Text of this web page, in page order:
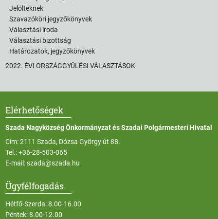
Jelölteknek
Szavazóköri jegyzőkönyvek
Választási iroda
Választási bizottság
Határozatok, jegyzőkönyvek
2022. ÉVI ORSZÁGGYŰLÉSI VÁLASZTÁSOK
Elérhetőségek
Szada Nagyközség Önkormányzat és Szadai Polgármesteri Hivatal
Cím: 2111 Szada, Dózsa György út 88.
Tel.:+36-28-503-065
E-mail:szada@szada.hu
Ügyfélfogadás
Hétfő-Szerda: 8.00-16.00
Péntek: 8.00-12.00